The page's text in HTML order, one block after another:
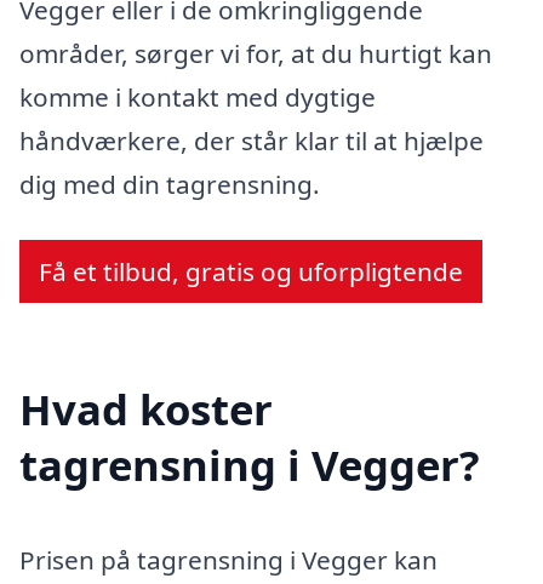
Vegger eller i de omkringliggende
områder, sørger vi for, at du hurtigt kan
komme i kontakt med dygtige
håndværkere, der står klar til at hjælpe
dig med din tagrensning.
Få et tilbud, gratis og uforpligtende
Hvad koster
tagrensning i Vegger?
Prisen på tagrensning i Vegger kan